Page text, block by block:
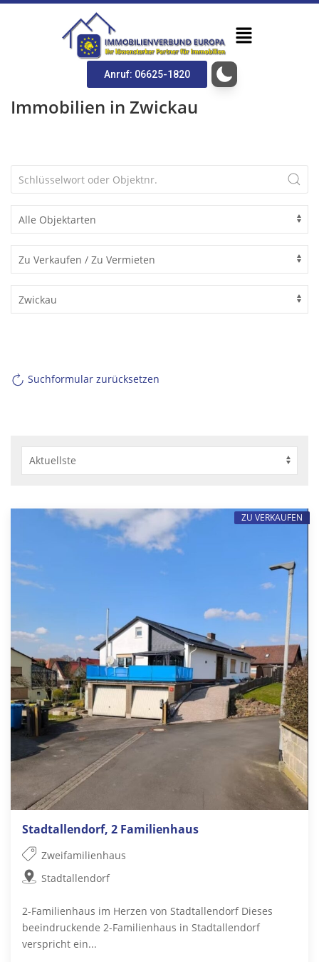
Anruf: 06625-1820
Immobilien in Zwickau
Suchformular zurücksetzen
Stadtallendorf, 2 Familienhaus
Zweifamilienhaus
Stadtallendorf
2-Familienhaus im Herzen von Stadtallendorf Dieses
beeindruckende 2-Familienhaus in Stadtallendorf
verspricht ein...
ZU VERKAUFEN